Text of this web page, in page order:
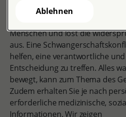
ob eine ungeplante
Menschen und löst die
aus. Eine
helfen, eine verantwortliche
Entscheidung zu treffen. Alles
bewegt, kann zum Thema des
Zudem erhalten Sie je nach
erforderliche medizinische,
Informationen. Wir zeigen
Ablehnen